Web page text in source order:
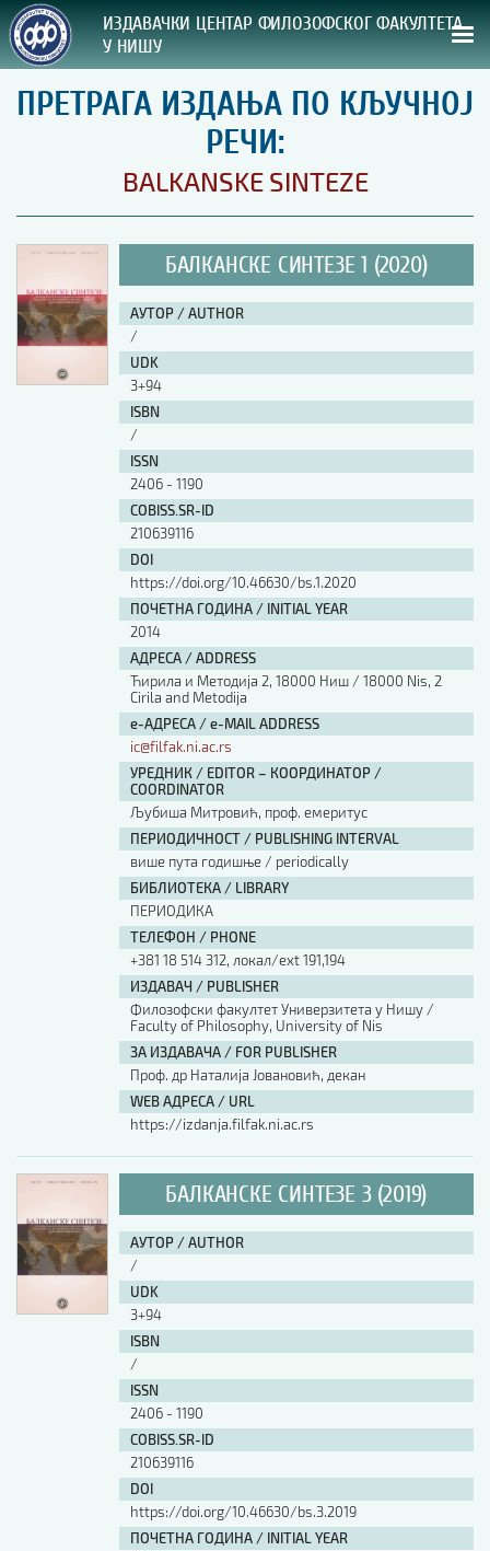
ИЗДАВАЧКИ ЦЕНТАР ФИЛОЗОФСКОГ ФАКУЛТЕТА
У НИШУ
СВА НАША ИЗДАЊА
ВРСТА ИЗДАЊА:
ПРЕГЛЕД
УПУТСТВА
УПУТСТВА
Правилник о издавачкој делатности
Упутство ауторима
Упутство уредницима
Изјава о ауторству
Изјава о лектури
Изјава о коришћењу ауторског дела
Упутство за бирање лиценце
Уговор са аутором
Шаблон прве стране и импресума [B5, ћир]
Шаблон прве стране и импресума [B5, лат]
Шаблон прве стране и импресума [B5, енг]
Етички кодекс
ПРЕТРАГА ИЗДАЊА
Наслов или део наслова
АУТОР / AUTHOR
ISSN
COBISS.SR-ID
ПРЕТРАГА ИЗДАЊА ПО КЉУЧНОЈ
РЕЧИ:
BALKANSKE SINTEZE
БАЛКАНСКЕ СИНТЕЗЕ 1 (2020)
АУТОР / AUTHOR
/
UDK
3+94
ISBN
/
ISSN
2406 - 1190
COBISS.SR-ID
210639116
DOI
https://doi.org/10.46630/bs.1.2020
ПОЧЕТНА ГОДИНА / INITIAL YEAR
2014
АДРЕСА / ADDRESS
Ћирила и Методија 2, 18000 Ниш / 18000 Nis, 2
Cirila and Metodija
е-АДРЕСА / e-MAIL ADDRESS
ic@filfak.ni.ac.rs
УРЕДНИК / EDITOR – КООРДИНАТОР /
COORDINATOR
Љубиша Митровић, проф. емеритус
ПЕРИОДИЧНОСТ / PUBLISHING INTERVAL
више пута годишње / periodically
БИБЛИОТЕКА / LIBRARY
ПЕРИОДИКА
ТЕЛЕФОН / PHONE
+381 18 514 312, локал/ext 191,194
ИЗДАВАЧ / PUBLISHER
Филозофски факултет Универзитета у Нишу /
Faculty of Philosophy, University of Nis
ЗА ИЗДАВАЧА / FOR PUBLISHER
Проф. др Наталија Јовановић, декан
WEB АДРЕСА / URL
https://izdanja.filfak.ni.ac.rs
БАЛКАНСКЕ СИНТЕЗЕ 3 (2019)
АУТОР / AUTHOR
/
UDK
3+94
ISBN
/
ISSN
2406 - 1190
COBISS.SR-ID
210639116
DOI
https://doi.org/10.46630/bs.3.2019
ПОЧЕТНА ГОДИНА / INITIAL YEAR